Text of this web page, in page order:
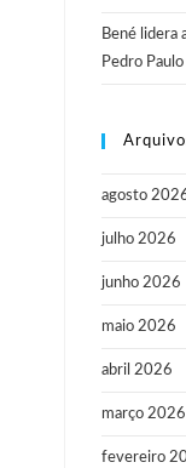
Bené lidera
Pedro Paulo
agosto
julho 2026
junho 2026
maio 2026
abril 2026
março 2026
fevereiro